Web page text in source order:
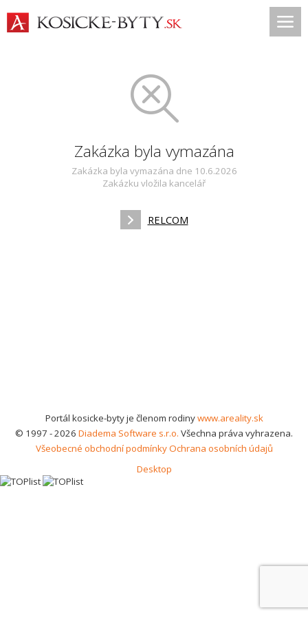
Zakázka byla vymazána
Zakázka byla vymazána dne 10.6.2026
Zakázku vložila kancelář
RELCOM
Portál kosicke-byty je členom rodinywww.areality.sk
© 1997 - 2026 Diadema Software s.r.o. Všechna práva vyhrazena.
Všeobecné obchodní podmínkyOchrana osobních údajů
Desktop